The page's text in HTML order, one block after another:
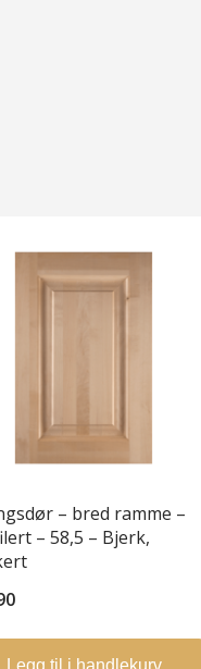
– bred ramme –
– 58,5 – Bjerk,